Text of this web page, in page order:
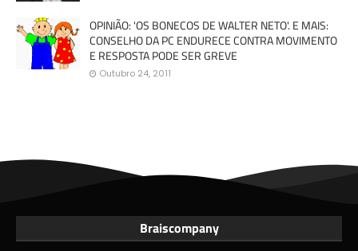
OPINIÃO: 'OS BONECOS DE WALTER NETO'. E MAIS:
CONSELHO DA PC ENDURECE CONTRA MOVIMENTO
E RESPOSTA PODE SER GREVE
Outubro 24, 2011
Braiscompany